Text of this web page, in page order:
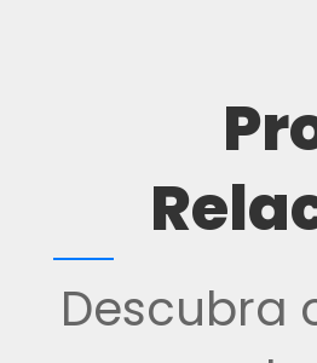
Descubra